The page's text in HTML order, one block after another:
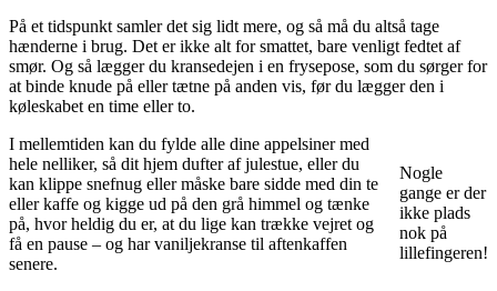
På et tidspunkt samler det sig lidt mere, og så må du altså tage
hænderne i brug. Det er ikke alt for smattet, bare venligt fedtet af
smør. Og så lægger du kransedejen i en frysepose, som du sørger for
at binde knude på eller tætne på anden vis, før du lægger den i
køleskabet en time eller to.
Nogle
gange er der
ikke plads
nok på
lillefingeren!
I mellemtiden kan du fylde alle dine appelsiner med
hele nelliker, så dit hjem dufter af julestue, eller du
kan klippe snefnug eller måske bare sidde med din te
eller kaffe og kigge ud på den grå himmel og tænke
på, hvor heldig du er, at du lige kan trække vejret og
få en pause – og har vaniljekranse til aftenkaffen
senere.